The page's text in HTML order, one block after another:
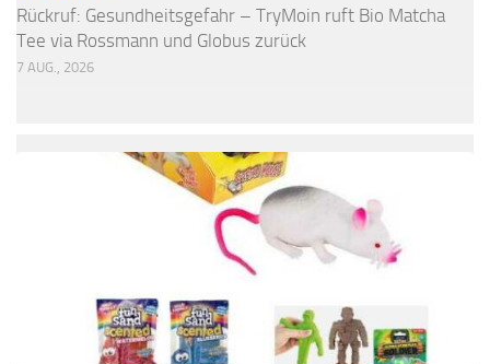
Rückruf: Gesundheitsgefahr – TryMoin ruft Bio Matcha
Tee via Rossmann und Globus zurück
7 AUG., 2026